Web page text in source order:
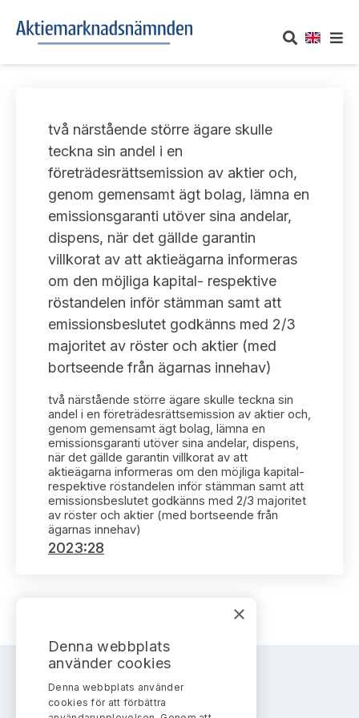
Om oss
Vårt uppdrag
Informationsgivning
Arbetssätt och jävsfrågor
Stadgar
Arbetsordning
Ledamöter
Huvudmän
Verksamhetsberättelser
Publikationer och anföranden
UTTALANDEN
Om nämndens uttalanden
Framställningar och konsultation
Uttalanden sorterade efter publiceringsdatum
Samtliga uttalanden sorterade årsvis
Uttalanden sorterade ämnesvis
Avgifter
Prenumerera
Takeover-regler för reglerade marknader och vissa
handelsplattformar
AKTUELLT
Nyheter och pressmeddelanden
Prenumerera
Bildarkiv
KONTAKT
Kontakt angående ansökningar och uttalanden
Kontakt administrativa ärenden
två närstående större ägare skulle
teckna sin andel i en
företrädesrättsemission av aktier och,
genom gemensamt ägt bolag, lämna en
emissionsgaranti utöver sina andelar,
dispens, när det gällde garantin
villkorat av att aktieägarna informeras
om den möjliga kapital- respektive
röstandelen inför stämman samt att
emissionsbeslutet godkänns med 2/3
majoritet av röster och aktier (med
bortseende från ägarnas innehav)
två närstående större ägare skulle teckna sin
andel i en företrädesrättsemission av aktier och,
genom gemensamt ägt bolag, lämna en
emissionsgaranti utöver sina andelar, dispens,
när det gällde garantin villkorat av att
aktieägarna informeras om den möjliga kapital-
respektive röstandelen inför stämman samt att
emissionsbeslutet godkänns med 2/3 majoritet
av röster och aktier (med bortseende från
ägarnas innehav)
2023:28
AKTIEMARKNADSNÄMNDEN
×
Denna webbplats
använder cookies
Denna webbplats använder
cookies för att förbättra